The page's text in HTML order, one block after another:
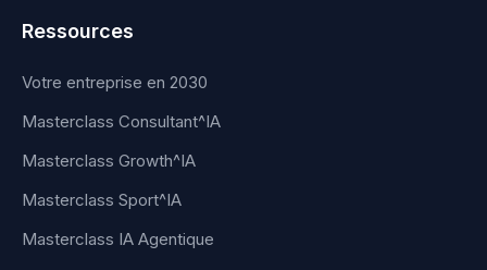
Ressources
Votre entreprise en 2030
Masterclass Consultant^IA
Masterclass Growth^IA
Masterclass Sport^IA
Masterclass IA Agentique